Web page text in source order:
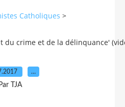
Catholiques >
du crime et de la délinquance'
…
Par TJA